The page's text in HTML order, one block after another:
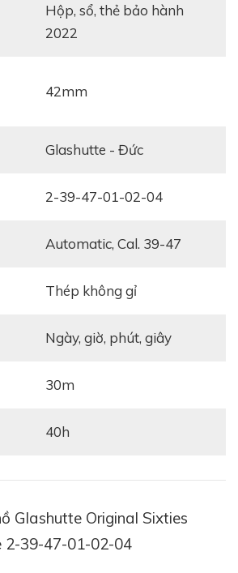
Hộp, sổ, thẻ bảo hành
2022
42mm
Glashutte - Đức
2-39-47-01-02-04
Automatic, Cal. 39-47
Thép không gỉ
ngày, giờ, phút, giây
30m
40h
Glashutte Original Sixties
2-39-47-01-02-04